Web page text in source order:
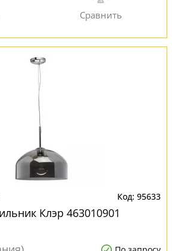
95633
Клэр 463010901